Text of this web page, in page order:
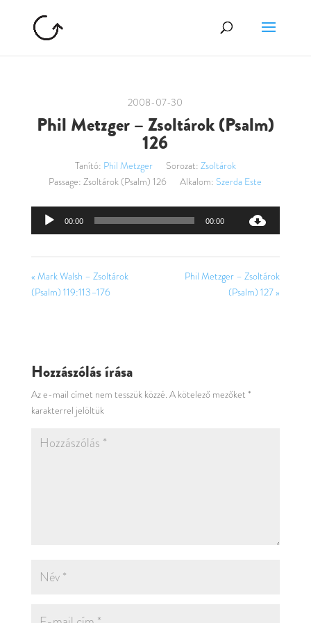
2008-07-30
Phil Metzger – Zsoltárok (Psalm)
126
Tanító: Phil Metzger Sorozat: Zsoltárok
Passage: Zsoltárok (Psalm) 126 Alkalom: Szerda Este
Audió
00:00 00:00
« Mark Walsh – Zsoltárok
(Psalm) 119:113–176
Phil Metzger – Zsoltárok
(Psalm) 127 »
Hozzászólás írása
Az e-mail címet nem tesszük közzé. A kötelező mezőket *
karakterrel jelöltük